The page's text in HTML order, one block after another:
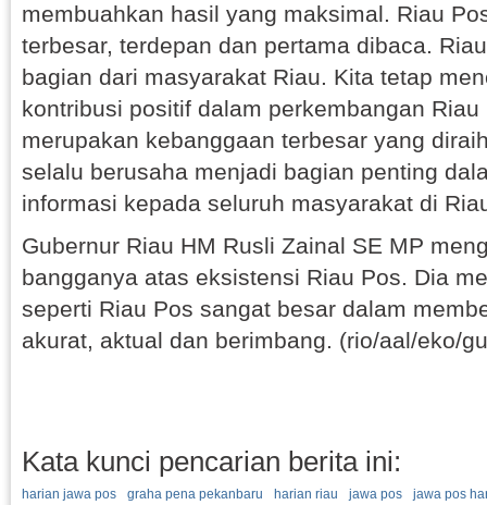
membuahkan hasil yang maksimal. Riau
terbesar, terdepan dan pertama dibaca.
bagian dari masyarakat Riau. Kita tetap
kontribusi positif dalam perkembangan
merupakan kebanggaan terbesar yang
selalu berusaha menjadi bagian penting
informasi kepada seluruh masyarakat di
Gubernur Riau HM Rusli Zainal SE MP
bangganya atas eksistensi Riau Pos. Dia
seperti Riau Pos sangat besar dalam
akurat, aktual dan berimbang. (rio/aal/eko/
Kata kunci pencarian berita ini:
harian jawa pos graha pena pekanbaru harian riau jawa pos jawa pos